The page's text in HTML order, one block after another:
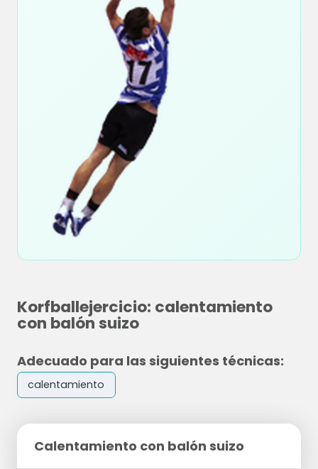
Korfballejercicio: calentamiento
con balón suizo
Adecuado para las siguientes técnicas:
calentamiento
Calentamiento con balón suizo